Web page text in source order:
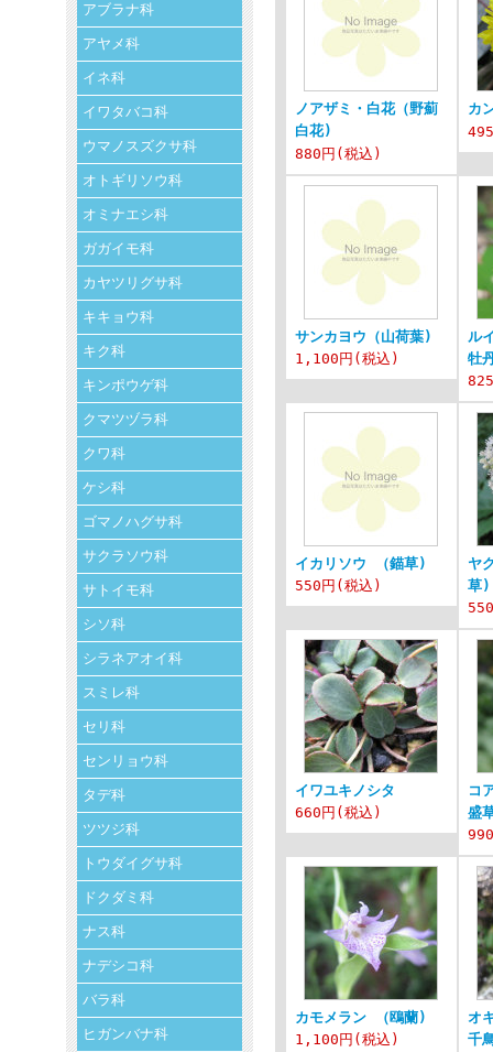
アブラナ科
アヤメ科
イネ科
イワタバコ科
ウマノスズクサ科
オトギリソウ科
オミナエシ科
ガガイモ科
カヤツリグサ科
キキョウ科
キク科
キンポウゲ科
クマツヅラ科
クワ科
ケシ科
ゴマノハグサ科
サクラソウ科
サトイモ科
シソ科
シラネアオイ科
スミレ科
セリ科
センリョウ科
タデ科
ツツジ科
トウダイグサ科
ドクダミ科
ナス科
ナデシコ科
バラ科
ヒガンバナ科
ノアザミ・白花（野薊
白花)
880円 (税込)
カ
サンカヨウ（山荷葉)
1,100円 (税込)
ル
牡
イカリソウ （錨草)
550円 (税込)
ヤ
草)
イワユキノシタ
660円 (税込)
コ
盛
カモメラン （鴎蘭)
1,100円 (税込)
オ
千